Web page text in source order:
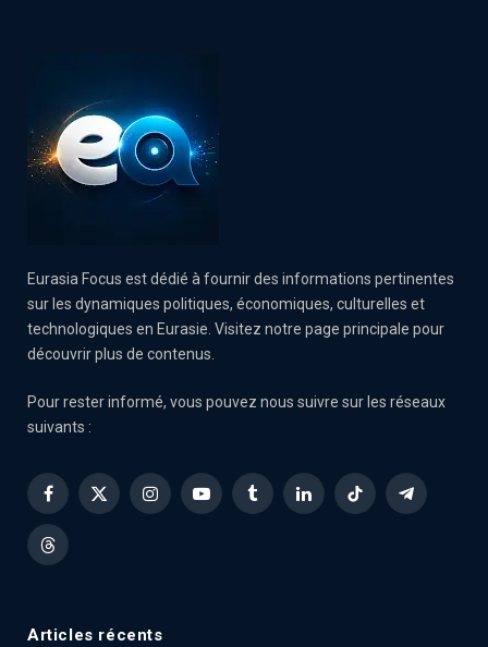
Eurasia Focus est dédié à fournir des informations pertinentes
sur les dynamiques politiques, économiques, culturelles et
technologiques en Eurasie. Visitez notre page principale pour
découvrir plus de contenus.
Pour rester informé, vous pouvez nous suivre sur les réseaux
suivants :
Facebook
X
InstagramYouTubeTumblrLinkedInTikTok Telegram
Threads
Articles récents